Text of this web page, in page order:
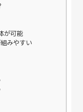
が可能
みやすい